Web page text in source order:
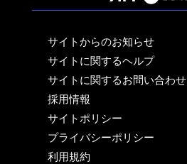
サイトからのお知らせ
サイトに関するヘルプ
サイトに関するお問い合わせ
採用情報
サイトポリシー
プライバシーポリシー
利用規約